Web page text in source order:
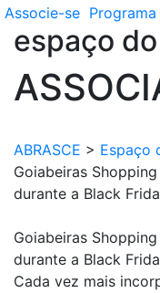
Associe-se Programa
espaço do
ABRASCE > Espaço
Goiabeiras
durante a Black
Goiabeiras
durante a Black
Cada vez mais